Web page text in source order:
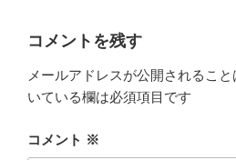
コメントを残す
メールアドレスが公開されること
いている欄は必須項目です
コメント ※